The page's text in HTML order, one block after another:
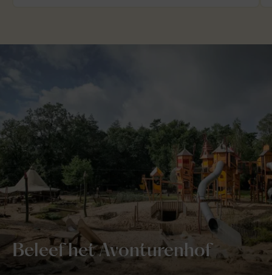
Beleef het Avonturenhof